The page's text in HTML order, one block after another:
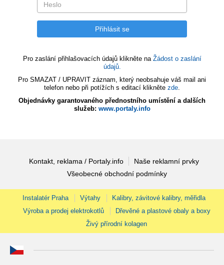
Pro zaslání přihlašovacích údajů klikněte na Žádost o zaslání
údajů.
Pro SMAZAT / UPRAVIT záznam, který neobsahuje váš mail ani
telefon nebo při potížích s editací klikněte zde.
Objednávky garantovaného přednostního umístění a dalších
služeb: www.portaly.info
Kontakt, reklama / Portaly.info
Naše reklamní prvky
Všeobecné obchodní podmínky
Instalatér Praha Výtahy
Kalibry, závitové kalibry, měřidla
Výroba a prodej elektrokotlů
Dřevěné a plastové obaly a boxy
Živý přírodní kolagen